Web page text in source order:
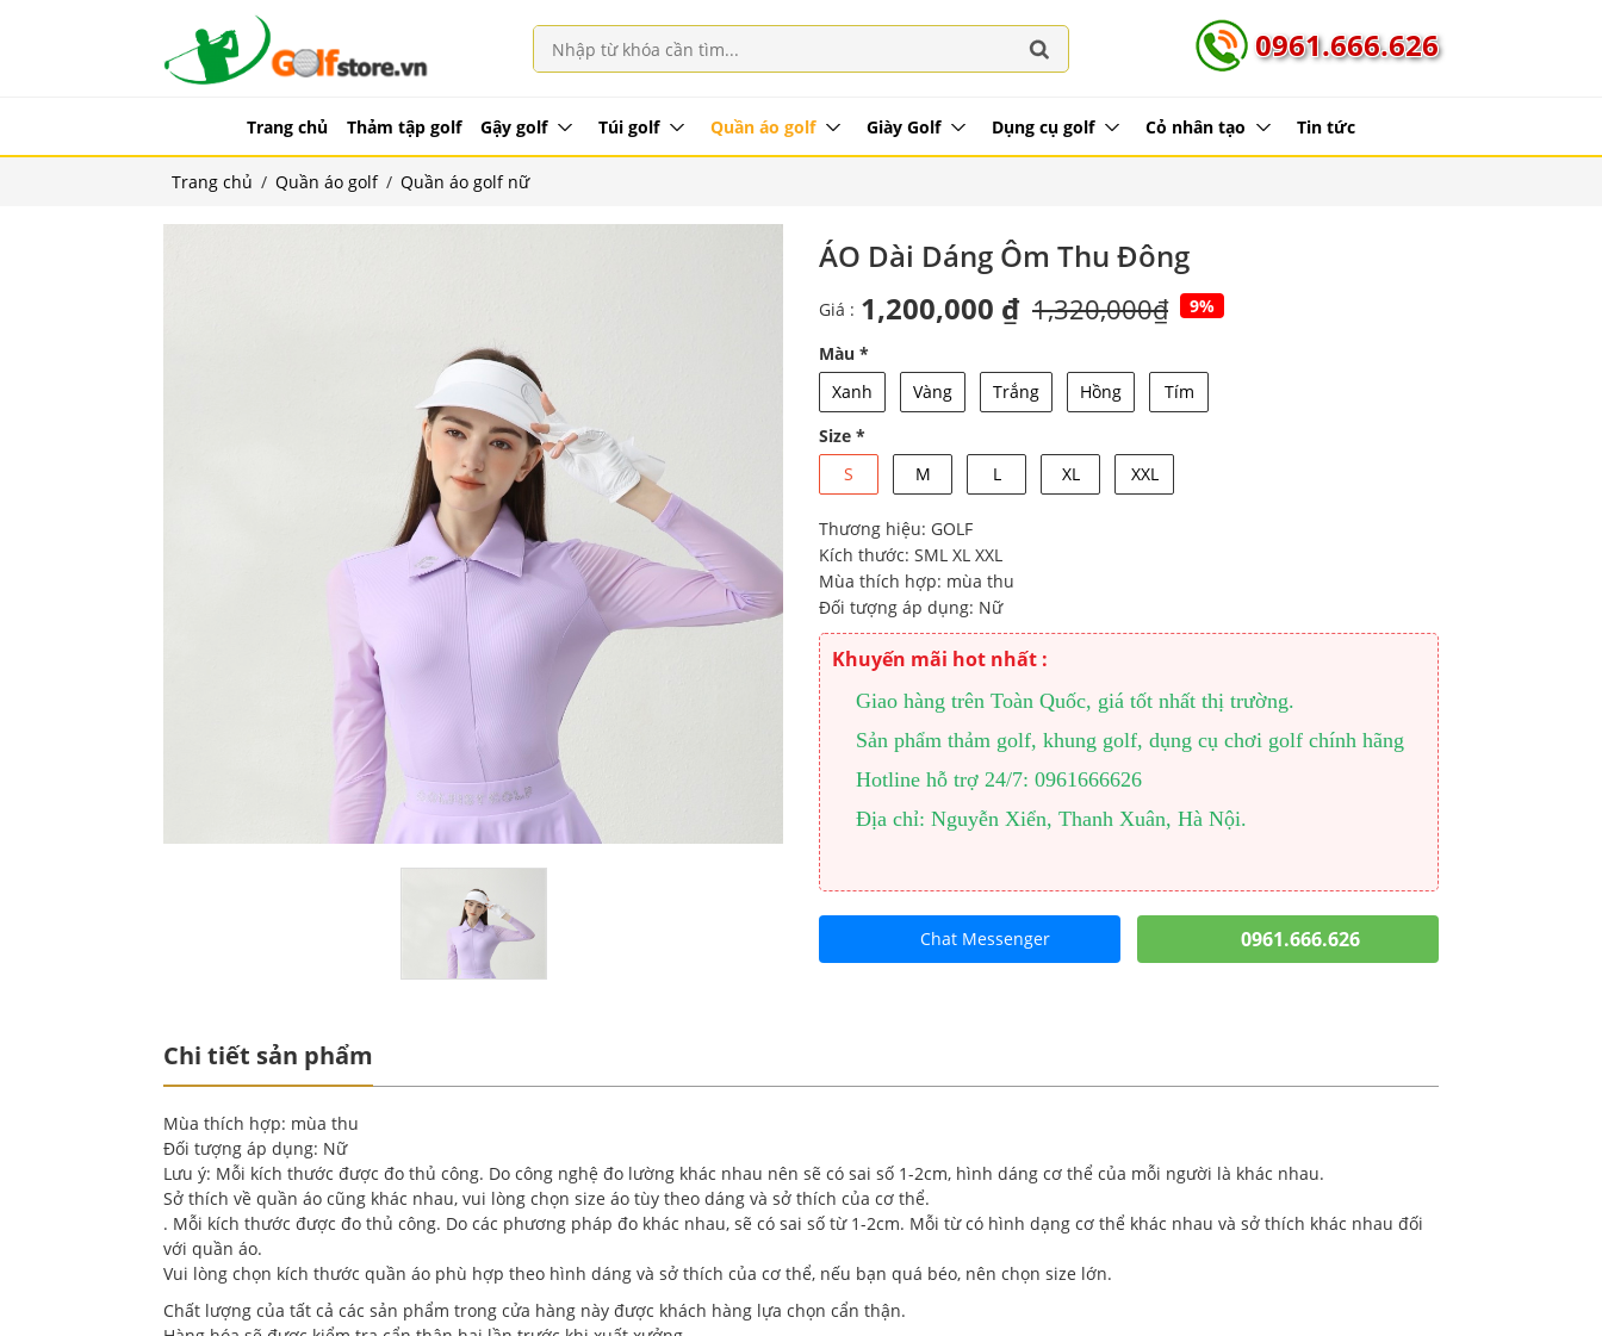
0961.666.626
Trang chủ Thảm tập golf Gậy golf Túi golf Quần áo golf Giày Golf Dụng cụ golf Cỏ nhân tạo Tin tức
Trang chủ / Quần áo golf / Quần áo golf nữ
ÁO Dài Dáng Ôm Thu Đông
Giá : 1,200,000 ₫ 1,320,000₫ 9%
Màu *
Xanh
Vàng Trắng Hồng
Tím
Size *
S
M L XL XXL
Thương hiệu: GOLF
Kích thước: SML XL XXL
Mùa thích hợp: mùa thu
Đối tượng áp dụng: Nữ
Khuyến mãi hot nhất :
Giao hàng trên Toàn Quốc, giá tốt nhất thị trường.
Sản phẩm thảm golf, khung golf, dụng cụ chơi golf chính hãng
Hotline hỗ trợ 24/7: 0961666626
Địa chỉ: Nguyễn Xiển, Thanh Xuân, Hà Nội.
Chat Messenger 0961.666.626
Chi tiết sản phẩm
Mùa thích hợp: mùa thu
Đối tượng áp dụng: Nữ
Lưu ý: Mỗi kích thước được đo thủ công. Do công nghệ đo lường khác nhau nên sẽ có sai số 1-2cm, hình dáng cơ thể của mỗi người là khác nhau.
Sở thích về quần áo cũng khác nhau, vui lòng chọn size áo tùy theo dáng và sở thích của cơ thể.
. Mỗi kích thước được đo thủ công. Do các phương pháp đo khác nhau, sẽ có sai số từ 1-2cm. Mỗi từ có hình dạng cơ thể khác nhau và sở thích khác nhau đối
với quần áo.
Vui lòng chọn kích thước quần áo phù hợp theo hình dáng và sở thích của cơ thể, nếu bạn quá béo, nên chọn size lớn.
Chất lượng của tất cả các sản phẩm trong cửa hàng này được khách hàng lựa chọn cẩn thận.